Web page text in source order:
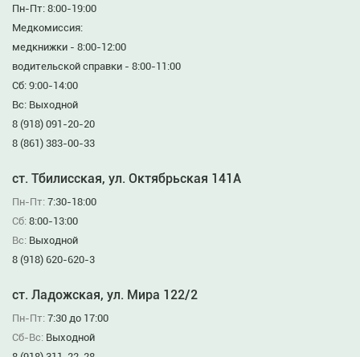
Пн-Пт: 8:00-19:00
Медкомиссия:
медкнижки - 8:00-12:00
водительской справки - 8:00-11:00
Сб: 9:00-14:00
Вс: Выходной
8 (918) 091-20-20
8 (861) 383-00-33
ст. Тбилисская, ул. Октябрьская 141А
Пн-Пт: 7:30-18:00
Сб: 8:00-13:00
Вс: Выходной
8 (918) 620-620-3
ст. Ладожская, ул. Мира 122/2
Пн-Пт: 7:30 до 17:00
Сб-Вс: Выходной